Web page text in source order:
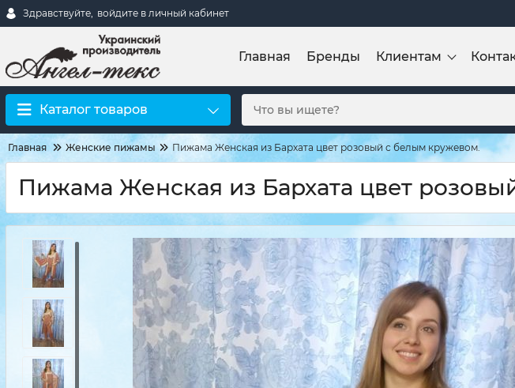
Здравствуйте, войдите в личный кабинет
Главная Бренды Клиентам
Каталог товаров
Главная Женские пижамы Пижама Женская из Бархата цвет розовый с белым кружевом.
Пижама Женская из Бархата цвет